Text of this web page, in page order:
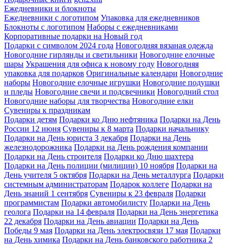
Ежедневники и блокноты
Ежедневники с логотипом Упаковка для ежедневников
Блокноты с логотипом Наборы с ежедневниками
Корпоративные подарки на Новый год
Подарки с символом 2024 года Новогодняя вязаная одежда
Новогодние гирлянды и светильники Новогодние елочные
шары Украшения для офиса к новому году Новогодняя
упаковка для подарков Оригинальные календари Новогодние
наборы Новогодние елочные игрушки Новогодние подушки
и пледы Новогодние свечи и подсвечники Новогодний стол
Новогодние наборы для творчества Новогодние елки
Сувениры к праздникам
Подарки детям Подарки ко Дню нефтяника Подарки на День
России 12 июня Сувениры к 8 марта Подарки начальнику
Подарки на День юриста 3 декабря Подарки на День
железнодорожника Подарки на День рождения компании
Подарки на День строителя Подарки ко Дню шахтера
Подарки на День полиции (милиции) 10 ноября Подарки на
День учителя 5 октября Подарки на День металлурга Подарки
системным администраторам Подарок коллеге Подарки на
День знаний 1 сентября Сувениры к 23 февраля Подарки
программистам Подарки автомобилисту Подарки на День
геолога Подарки на 14 февраля Подарки на День энергетика
22 декабря Подарки на День авиации Подарки на День
Победы 9 мая Подарки на День электросвязи 17 мая Подарки
на День химика Подарки на День банковского работника 2